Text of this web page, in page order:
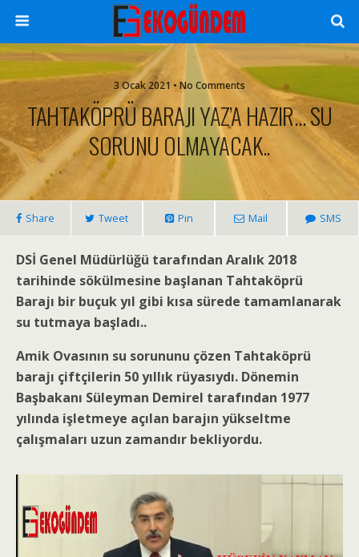
3 Ocak 2021 • No Comments
TAHTAKÖPRÜ BARAJI YAZ’A HAZIR… SU
SORUNU OLMAYACAK..
Share Tweet Pin Mail SMS
DSİ Genel Müdürlüğü tarafından Aralık 2018
tarihinde sökülmesine başlanan Tahtaköprü
Barajı bir buçuk yıl gibi kısa sürede tamamlanarak
su tutmaya başladı..
Amik Ovasının su sorununu çözen Tahtaköprü
barajı çiftçilerin 50 yıllık rüyasıydı. Dönemin
Başbakanı Süleyman Demirel tarafından 1977
yılında işletmeye açılan barajın yükseltme
çalışmaları uzun zamandır bekliyordu.